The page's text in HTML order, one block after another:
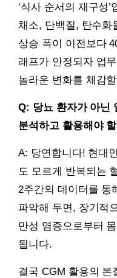
‘식사 순서의 재구성
채소, 단백질, 탄수화
상승 폭이 이전보다
래프가 안정되자 업
놀라운 변화를 체감
Q: 당뇨 환자가 아닌
분석하고 활용해야
A: 당연합니다! 현대
도 모르게 반복되는
2주간의 데이터를 통
파악해 두면, 장기적
만성 염증으로부터
됩니다.
결국 CGM 활용의 본